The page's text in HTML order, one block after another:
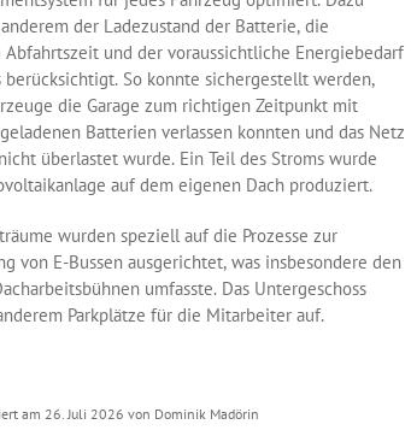
der Ladezustand der Batterie, die
Abfahrtszeit und der voraussichtliche Energiebedarf
berücksichtigt. So konnte sichergestellt werden,
die Garage zum richtigen Zeitpunkt mit
Batterien verlassen konnten und das Netz
überlastet wurde. Ein Teil des Stroms wurde
auf dem eigenen Dach produziert.
wurden speziell auf die Prozesse zur
von E-Bussen ausgerichtet, was insbesondere den
umfasste. Das Untergeschoss
Parkplätze für die Mitarbeiter auf.
am 26. Juli 2026 von Dominik Madörin